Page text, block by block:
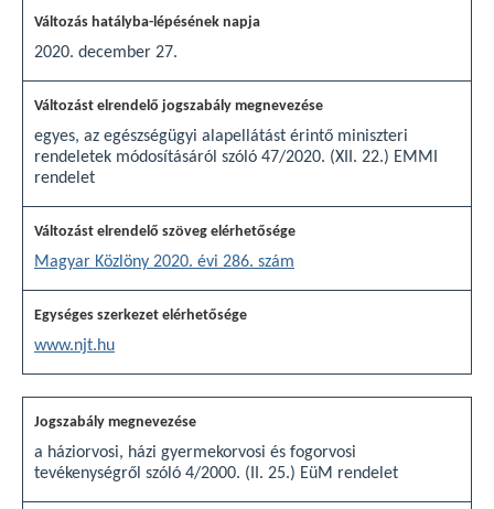
2020. december 27.
egyes, az egészségügyi alapellátást érintő miniszteri
rendeletek módosításáról szóló 47/2020. (XII. 22.) EMMI
rendelet
Magyar Közlöny 2020. évi 286. szám
www.njt.hu
a háziorvosi, házi gyermekorvosi és fogorvosi
tevékenységről szóló 4/2000. (II. 25.) EüM rendelet